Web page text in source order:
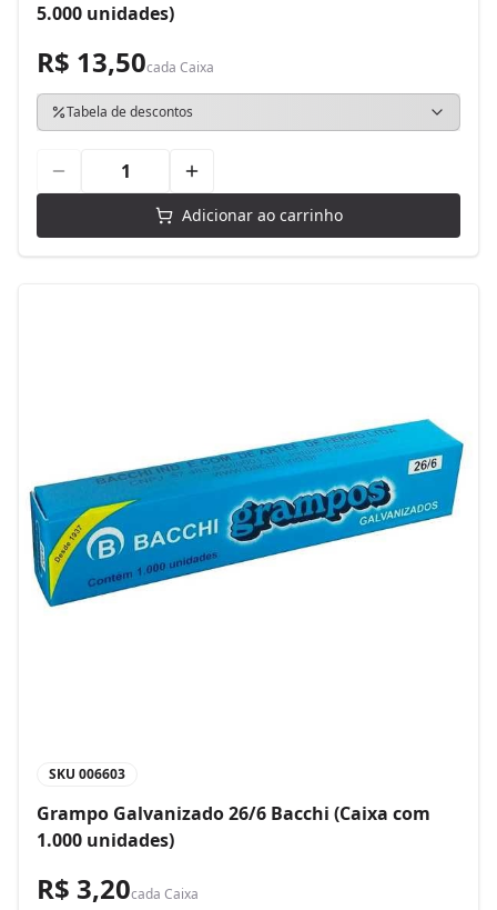
5.000 unidades)
R$ 13,50cada Caixa
Tabela de descontos
Adicionar ao carrinho
SKU 006603
Grampo Galvanizado 26/6 Bacchi (Caixa com
1.000 unidades)
R$ 3,20cada Caixa